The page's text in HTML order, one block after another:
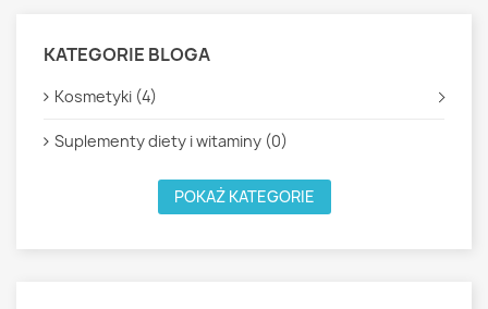
KATEGORIE BLOGA
Kosmetyki (4)
Suplementy diety i witaminy (0)
POKAŻ KATEGORIE